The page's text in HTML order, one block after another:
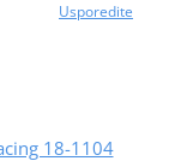
Usporedite
18-1104